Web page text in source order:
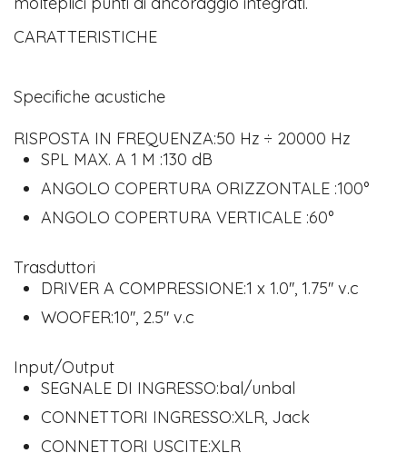
CARATTERISTICHE
Specifiche acustiche
RISPOSTA IN FREQUENZA:50 Hz ÷ 20000 Hz
SPL MAX. A 1 M :130 dB
ANGOLO COPERTURA ORIZZONTALE :100°
ANGOLO COPERTURA VERTICALE :60°
Trasduttori
DRIVER A COMPRESSIONE:1 x 1.0'', 1.75'' v.c
WOOFER:10'', 2.5'' v.c
Input/Output
SEGNALE DI INGRESSO:bal/unbal
CONNETTORI INGRESSO:XLR, Jack
CONNETTORI USCITE:XLR